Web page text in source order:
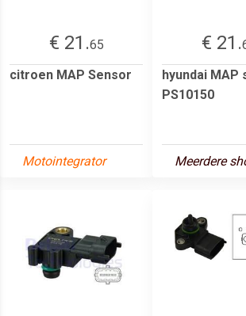
€ 21.65
citroen MAP Sensor
Motointegrator
€ 21.
hyundai MAP
PS10150
Meerdere